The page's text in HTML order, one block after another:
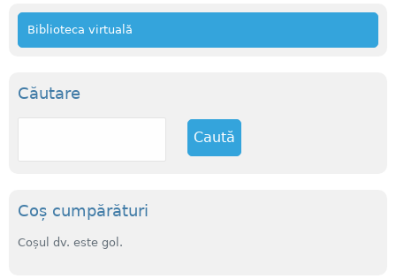
Biblioteca virtuală
Căutare
C
Coș cumpărături
Coșul dv. este gol.